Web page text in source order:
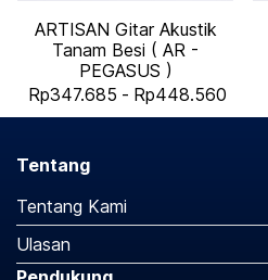
ARTISAN Gitar Akustik
Tanam Besi ( AR -
PEGASUS )
Rp347.685 - Rp448.560
Tentang
Tentang Kami
Ulasan